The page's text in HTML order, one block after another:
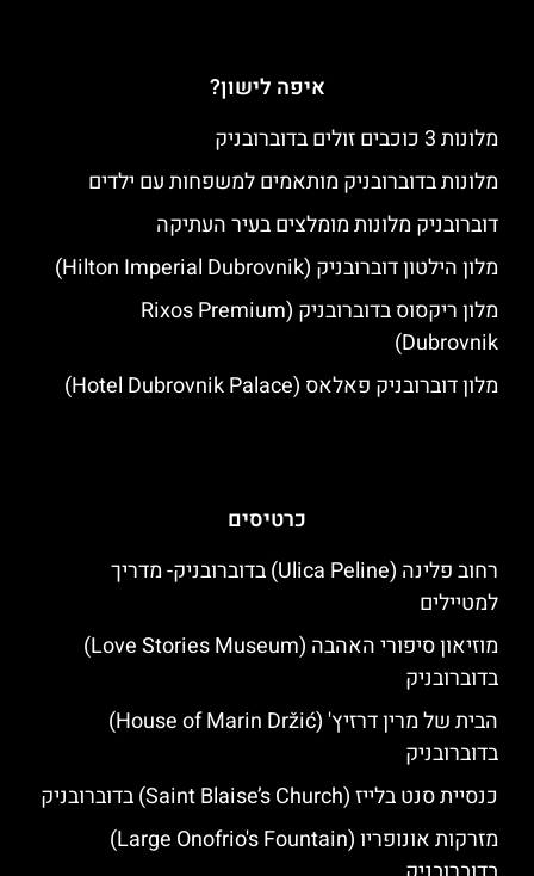
איפה לישון?
מלונות 3 כוכבים זולים בדוברובניק
מלונות בדוברובניק מותאמים למשפחות עם ילדים
דוברובניק מלונות מומלצים בעיר העתיקה
מלון הילטון דוברובניק (Hilton Imperial Dubrovnik)
מלון ריקסוס בדוברובניק (Rixos Premium
Dubrovnik)
מלון דוברובניק פאלאס (Hotel Dubrovnik Palace)
כרטיסים
רחוב פלינה (Ulica Peline) בדוברובניק- מדריך
למטיילים
מוזיאון סיפורי האהבה (Love Stories Museum)
בדוברובניק
הבית של מרין דרזיץ' (House of Marin Držić)
בדוברובניק
כנסיית סנט בלייז (Saint Blaise’s Church) בדוברובניק
מזרקות אונופריו (Large Onofrio's Fountain)